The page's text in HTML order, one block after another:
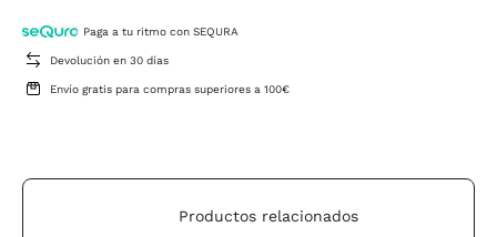
Paga a tu ritmo con SEQURA
Devolución en 30 días
Envío gratis para compras superiores a 100€
Productos relacionados